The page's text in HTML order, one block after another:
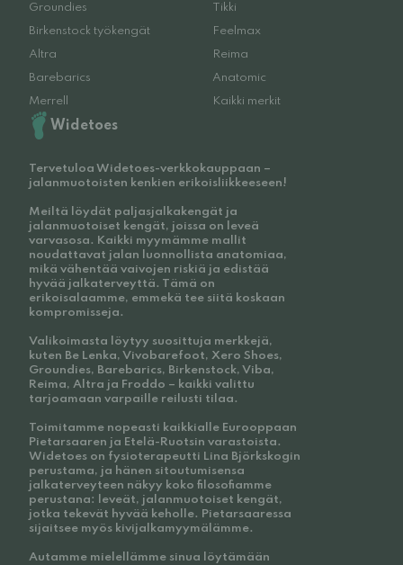
Groundies
Tikki
Birkenstock työkengät
Feelmax
Altra
Reima
Barebarics
Anatomic
Merrell
Kaikki merkit
Widetoes
Tervetuloa Widetoes-verkkokauppaan –
jalanmuotoisten kenkien erikoisliikkeeseen!
Meiltä löydät paljasjalkakengät ja
jalanmuotoiset kengät, joissa on leveä
varvasosa. Kaikki myymämme mallit
noudattavat jalan luonnollista anatomiaa,
mikä vähentää vaivojen riskiä ja edistää
hyvää jalkaterveyttä. Tämä on
erikoisalaamme, emmekä tee siitä koskaan
kompromisseja.
Valikoimasta löytyy suosittuja merkkejä,
kuten Be Lenka, Vivobarefoot, Xero Shoes,
Groundies, Barebarics, Birkenstock, Viba,
Reima, Altra ja Froddo – kaikki valittu
tarjoamaan varpaille reilusti tilaa.
Toimitamme nopeasti kaikkialle Eurooppaan
Pietarsaaren ja Etelä-Ruotsin varastoista.
Widetoes on fysioterapeutti Lina Björkskogin
perustama, ja hänen sitoutumisensa
jalkaterveyteen näkyy koko filosofiamme
perustana: leveät, jalanmuotoiset kengät,
jotka tekevät hyvää keholle. Pietarsaaressa
sijaitsee myös kivijalkamyymälämme.
Autamme mielellämme sinua löytämään